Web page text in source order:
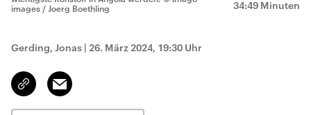
34:49 Minuten
images / Joerg Boethling
Gerding, Jonas | 26. März 2024, 19:30 Uhr
Link
kopieren/teilen
Email